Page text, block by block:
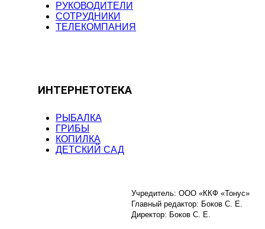
РУКОВОДИТЕЛИ
СОТРУДНИКИ
ТЕЛЕКОМПАНИЯ
ИНТЕРНЕТОТЕКА
РЫБАЛКА
ГРИБЫ
КОПИЛКА
ДЕТСКИЙ САД
Учредитель: ООО «ККФ «Тонус»
Главный редактор: Боков С. Е.
Директор: Боков С. Е.